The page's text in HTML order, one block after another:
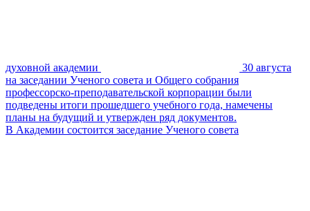
духовной академии
30 августа
на заседании Ученого совета и Общего собрания
профессорско-преподавательской корпорации были
подведены итоги прошедшего учебного года, намечены
планы на будущий и утвержден ряд документов.
В Академии состоится заседание Ученого совета